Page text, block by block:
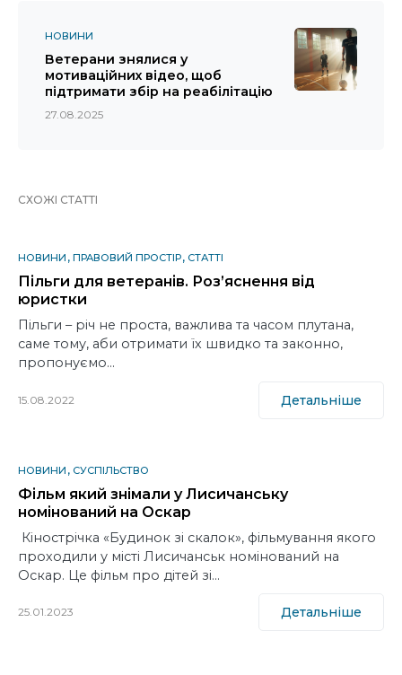
НОВИНИ
Ветерани знялися у
мотиваційних відео, щоб
підтримати збір на реабілітацію
27.08.2025
СХОЖІ СТАТТІ
НОВИНИ ПРАВОВИЙ ПРОСТІР СТАТТІ
Пільги для ветеранів. Роз’яснення від
юристки
Пільги – річ не проста, важлива та часом плутана,
саме тому, аби отримати їх швидко та законно,
пропонуємо…
15.08.2022 Детальніше
НОВИНИ СУСПІЛЬСТВО
Фільм який знімали у Лисичанську
номінований на Оскар
Кінострічка «Будинок зі скалок», фільмування якого
проходили у місті Лисичанськ номінований на
Оскар. Це фільм про дітей зі…
25.01.2023 Детальніше